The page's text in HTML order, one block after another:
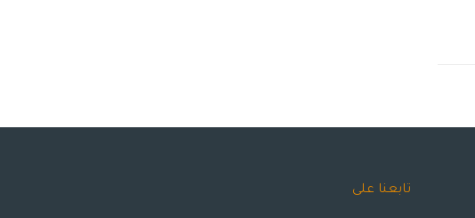
تابعنا على